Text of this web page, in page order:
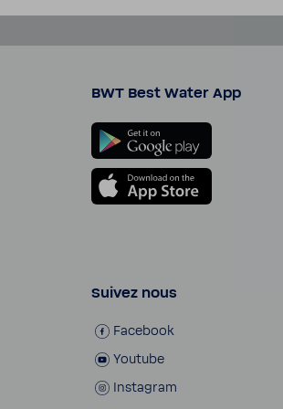
BWT Best Water App
Suivez nous
Face­book
Youtube
Insta­gram